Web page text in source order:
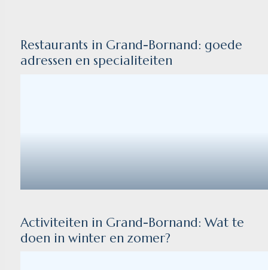
Restaurants in Grand-Bornand: goede
adressen en specialiteiten
Activiteiten in Grand-Bornand: Wat te
doen in winter en zomer?